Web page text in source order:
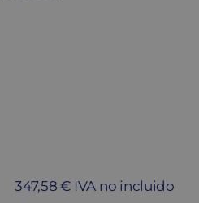
347,58 € IVA no incluido